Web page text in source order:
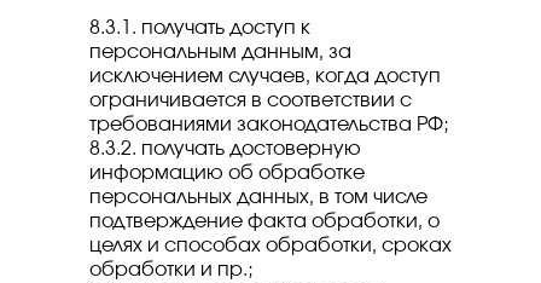
8.3.1. получать доступ к
персональным данным, за
исключением случаев, когда доступ
ограничивается в соответствии с
требованиями законодательства РФ;
8.3.2. получать достоверную
информацию об обработке
персональных данных, в том числе
подтверждение факта обработки, о
целях и способах обработки, сроках
обработки и пр.;